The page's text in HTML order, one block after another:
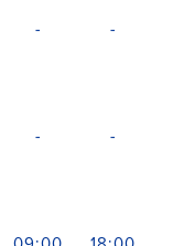
- -
- -